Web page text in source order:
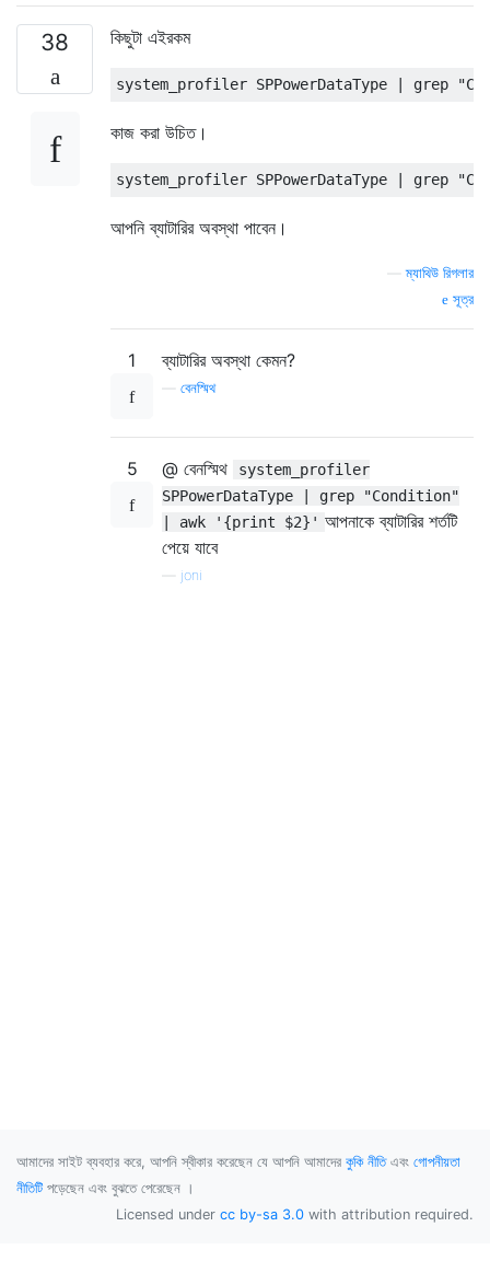
38 কিছুটা এইরকম
system_profiler SPPowerDataType | grep
কাজ করা উচিত।
system_profiler SPPowerDataType | grep
আপনি ব্যাটারির অবস্থা পাবেন।
—ম্যাথিউ রিগলার
সূত্র
1 ব্যাটারির অবস্থা কেমন?
বেনস্মিথ
5 @ বেনস্মিথ
system_profiler
SPPowerDataType | grep "Condition"
| awk '{print $2}' আপনাকে ব্যাটারির শর্তটি
পেয়ে যাবে
joni
আমাদের সাইট ব্যবহার করে, আপনি স্বীকার করেছেন যে আপনি আমাদের কুকি নীতিএবং গোপনীয়তা
নীতিটি পড়েছেন এবং বুঝতে পেরেছেন ।
Licensed under cc by-sa 3.0 with attribution required.